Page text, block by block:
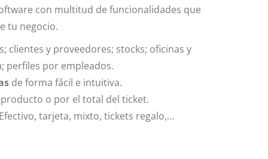
con multitud de funcionalidades que
tu negocio.
clientes y proveedores; stocks; oficinas y
perfiles por empleados.
de forma fácil e intuitiva.
o por el total del ticket.
tarjeta, mixto, tickets regalo,…